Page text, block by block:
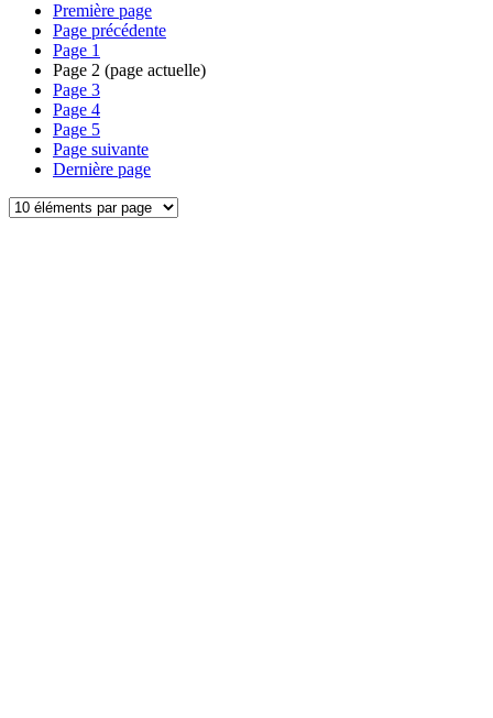
Première page
Page précédente
Page 1
Page 2 (page actuelle)
Page 3
Page 4
Page 5
Page suivante
Dernière page